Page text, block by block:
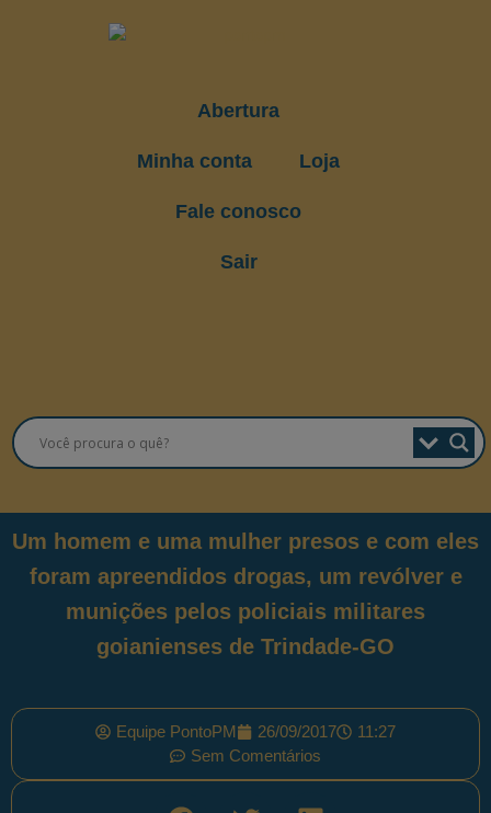
Abertura
Minha conta Loja
Fale conosco
Sair
Um homem e uma mulher presos e com eles
foram apreendidos drogas, um revólver e
munições pelos policiais militares
goianienses de Trindade-GO
Equipe PontoPM 26/09/2017
11:27
Sem Comentários